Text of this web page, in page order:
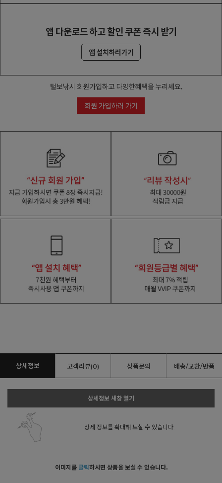
상세정보 고객리뷰(0) 상품문의 배송/교환/반품
상세정보 새창 열기
상세 정보를 확대해 보실 수 있습니다.
이미지를 클릭하시면 상품을 보실 수 있습니다.